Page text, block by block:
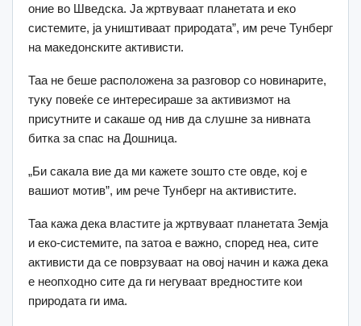
оние во Шведска. Ја жртвуваат планетата и еко
системите, ја уништиваат природата”, им рече Тунберг
на македонските активисти.
Таа не беше расположена за разговор со новинарите,
туку повеќе се интересираше за активизмот на
присутните и сакаше од нив да слушне за нивната
битка за спас на Дошница.
„Би сакала вие да ми кажете зошто сте овде, кој е
вашиот мотив”, им рече Тунберг на активистите.
Таа кажа дека властите ја жртвуваат планетата Земја
и еко-системите, па затоа е важно, според неа, сите
активисти да се поврзуваат на овој начин и кажа дека
е неопходно сите да ги негуваат вредностите кои
природата ги има.